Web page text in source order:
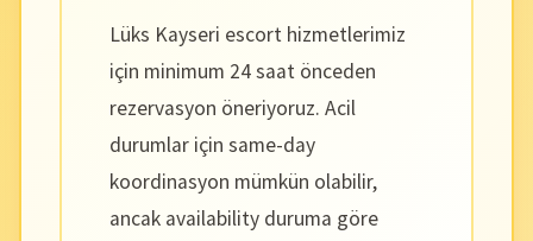
Lüks Kayseri escort hizmetlerimiz
için minimum 24 saat önceden
rezervasyon öneriyoruz. Acil
durumlar için same-day
koordinasyon mümkün olabilir,
ancak availability duruma göre